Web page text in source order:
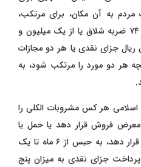
به آن مکان، برای مرتکب،
مجازات ۳ ماه تا ۲ سال حبس و ۷۴ ضربه شلاق یا از یک میلیون و
ریال جزای نقدی یا هر دو مجازات
هر دو مورد را مرتکب شود، به
مجازات اسلامی هر کس مشروبات الکلی را
معرض فروش قرار دهد یا حمل یا
نگهداری کند یا در اختیار دیگری قرار دهد، به حبس از ۶ ماه تا یک
و نیز پرداخت جزای نقدی به میزان پنج